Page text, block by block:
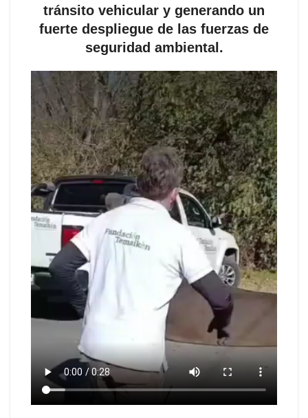
tránsito vehicular y generando un
fuerte despliegue de las fuerzas de
seguridad ambiental.